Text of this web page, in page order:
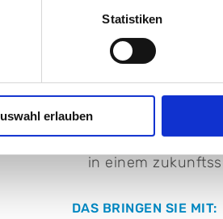
Statistiken
erlauben
größten
Langfristige
in einem
DAS BRINGEN SIE MIT: